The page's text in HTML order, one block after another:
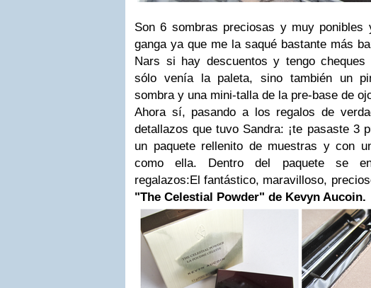
Son 6 sombras preciosas y muy ponibles
ganga ya que me la saqué bastante más
Nars si hay descuentos y tengo cheques
sólo venía la paleta, sino también un
sombra y una mini-talla de la pre-base de
Ahora sí, pasando a los regalos de
detallazos que tuvo Sandra: ¡te pasaste 3
un paquete rellenito de muestras y con
como ella. Dentro del paquete se
regalazos:El fantástico, maravilloso,
"The Celestial Powder" de Kevyn Aucoin.